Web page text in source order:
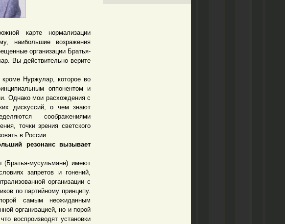
карте нормализации
наибольшие возражения
организации Братья-
Вы действительно верите
Нуржулар, которое во
оппонентом и
Однако мои расхождения с
дискуссий, о чем знают
соображениями
точки зрения светского
в России.
резонанс вызывает
мусульмане) имеют
запретов и гонений,
организации с
по партийному принципу.
самым неожиданным
организацией, но и порой
воспроизводят установки